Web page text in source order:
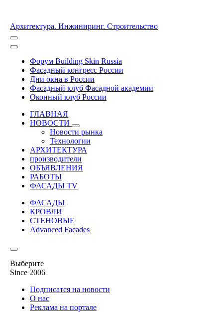
Архитектура. Инжиниринг. Строительство
Форум Building Skin Russia
Фасадный конгресс России
Дни окна в России
Фасадный клуб Фасадной академии
Оконный клуб России
ГЛАВНАЯ
НОВОСТИ
Новости рынка
Технологии
АРХИТЕКТУРА
производители
ОБЪЯВЛЕНИЯ
РАБОТЫ
ФАСАДЫ TV
ФАСАДЫ
КРОВЛИ
СТЕНОВЫЕ
Advanced Facades
Выберите
Since 2006
Подписатся на новости
О нас
Реклама на портале